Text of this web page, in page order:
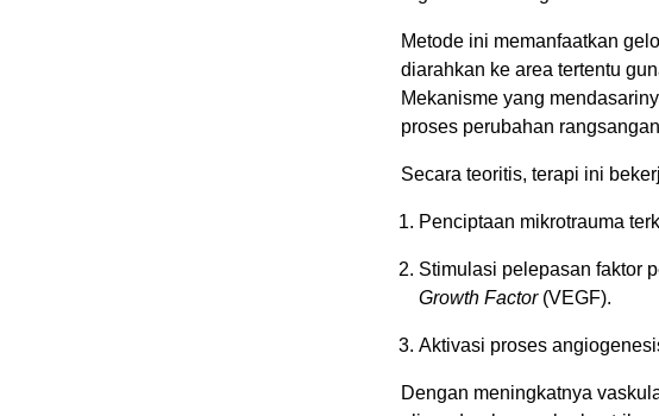
Metode ini memanfaatkan
diarahkan ke area tertentu
Mekanisme yang
proses perubahan
Secara teoritis, terapi ini
Penciptaan mikrotrauma
Stimulasi pelepasan faktor
Growth Factor(VEGF).
Aktivasi proses
Dengan meningkatnya